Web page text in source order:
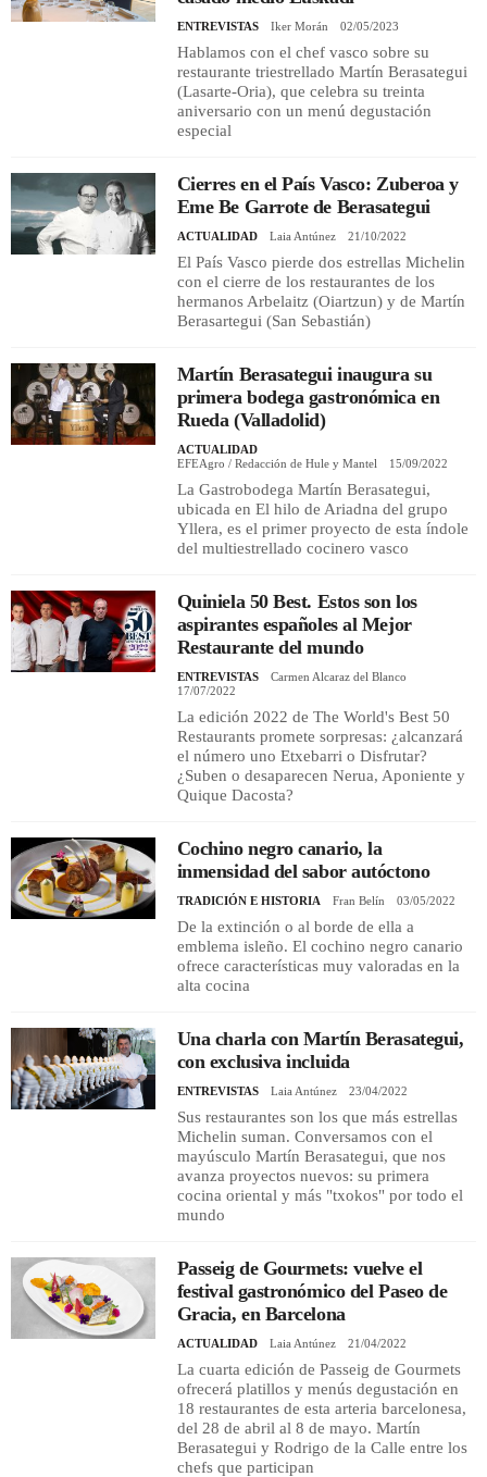
ENTREVISTAS Iker Morán 02/05/2023
Hablamos con el chef vasco sobre su
restaurante triestrellado Martín Berasategui
(Lasarte-Oria), que celebra su treinta
aniversario con un menú degustación
especial
Cierres en el País Vasco: Zuberoa y
Eme Be Garrote de Berasategui
ACTUALIDAD Laia Antúnez 21/10/2022
El País Vasco pierde dos estrellas Michelin
con el cierre de los restaurantes de los
hermanos Arbelaitz (Oiartzun) y de Martín
Berasartegui (San Sebastián)
Martín Berasategui inaugura su
primera bodega gastronómica en
Rueda (Valladolid)
ACTUALIDAD
EFEAgro / Redacción de Hule y Mantel
15/09/2022
La Gastrobodega Martín Berasategui,
ubicada en El hilo de Ariadna del grupo
Yllera, es el primer proyecto de esta índole
del multiestrellado cocinero vasco
Quiniela 50 Best. Estos son los
aspirantes españoles al Mejor
Restaurante del mundo
ENTREVISTAS
Carmen Alcaraz del Blanco
17/07/2022
La edición 2022 de The World's Best 50
Restaurants promete sorpresas: ¿alcanzará
el número uno Etxebarri o Disfrutar?
¿Suben o desaparecen Nerua, Aponiente y
Quique Dacosta?
Cochino negro canario, la
inmensidad del sabor autóctono
TRADICIÓN E HISTORIA Fran Belín 03/05/2022
De la extinción o al borde de ella a
emblema isleño. El cochino negro canario
ofrece características muy valoradas en la
alta cocina
Una charla con Martín Berasategui,
con exclusiva incluida
ENTREVISTAS Laia Antúnez 23/04/2022
Sus restaurantes son los que más estrellas
Michelin suman. Conversamos con el
mayúsculo Martín Berasategui, que nos
avanza proyectos nuevos: su primera
cocina oriental y más "txokos" por todo el
mundo
Passeig de Gourmets: vuelve el
festival gastronómico del Paseo de
Gracia, en Barcelona
ACTUALIDAD Laia Antúnez 21/04/2022
La cuarta edición de Passeig de Gourmets
ofrecerá platillos y menús degustación en
18 restaurantes de esta arteria barcelonesa,
del 28 de abril al 8 de mayo. Martín
Berasategui y Rodrigo de la Calle entre los
chefs que participan